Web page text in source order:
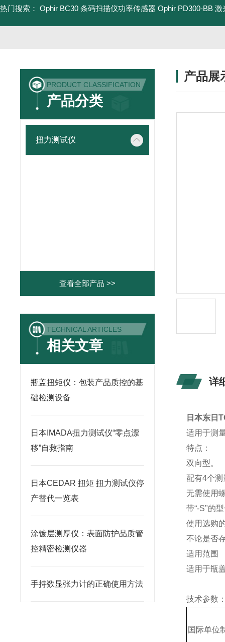
热门搜索： Ophir BC30 条码扫描仪功率传感器 Ophir PD300-BB
PRODUCT CLASSIFICATION
产品分类
扭力测试仪
查看全部产品 >>
TECHNICAL ARTICLES
相关文章
瓶盖扭矩仪：包装产品质控的基
础检测设备
日本IMADA扭力测试仪“零点漂
移”自救指南
日本CEDAR 扭矩 扭力测试仪停
产替代一览表
涂镀层测厚仪：表面防护品质管
控精密检测仪器
手持数显张力计的正确使用方法
产品展
详
日本东日
适用于测
特点：
双向型。
配有4个
无需使用
带“-S"的
使用选购
不论是否
适用范围
适用于瓶
技术参数
国际单位